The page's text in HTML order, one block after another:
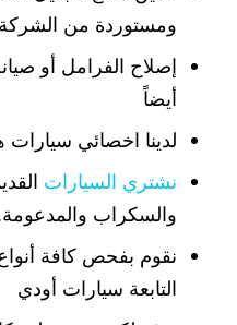
ومستوردة من الشركة
إصلاح الفرامل أو
أيضاً
لدينا اخصائي سيارات
نشتري السيارات
والسكراب والمدعومة.
نقوم بفحص كافة أنواع
التابعة سيارات أودي